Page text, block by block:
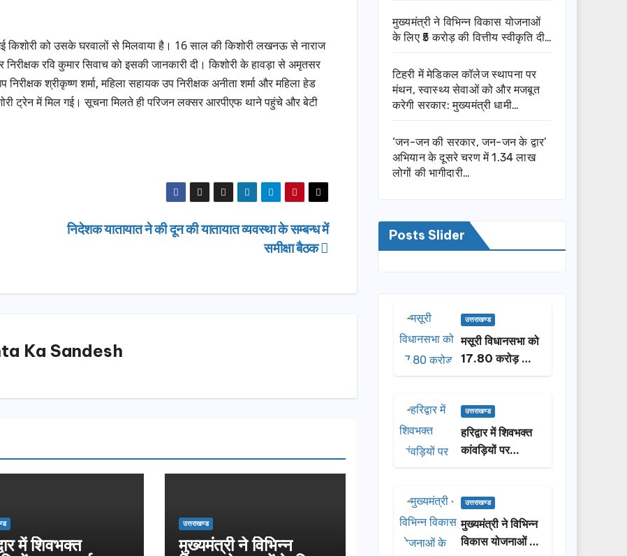
किशोरी को उसके घरवालों से मिलवाया है। 16 साल की किशोरी लखनऊ से नाराज
रवि कुमार सिवाच को इसकी जानकारी दी। किशोरी के हावड़ा से अमृतसर
श्रीकृष्ण शर्मा, महिला सहायक उप निरीक्षक अनीता शर्मा और महिला हेड
ट्रेन में मिल गई। सूचना मिलते ही परिजन लक्सर आरपीएफ थाने पहुंचे और बेटी
निदेशक यातायात ने की दून की यातायात व्यवस्था के सम्बन्ध में
समीक्षा बैठक
Ka Sandesh
में शिवभक्त
उत्तराखण्ड
मुख्यमंत्री ने विभिन्न
मुख्यमंत्री ने विभिन्न विकास योजनाओं
के लिए ₹5 करोड़ की वित्तीय स्वीकृति दी…
टिहरी में मेडिकल कॉलेज स्थापना पर
मंथन, स्वास्थ्य सेवाओं को और मजबूत
करेगी सरकार: मुख्यमंत्री धामी…
‘जन-जन की सरकार, जन-जन के द्वार’
अभियान के दूसरे चरण में 1.34 लाख
लोगों की भागीदारी…
Posts Slider
उत्तराखण्ड
मसूरी विधानसभा को
17.80 करोड़ की
विकास योजनाओं की
ने किया लोकार्पण-
शिलान्यास.
उत्तराखण्ड
हरिद्वार में शिवभक्त
कांवड़ियों पर
पुष्पवर्षा, मुख्यमंत्री
प्रक्षालन…
उत्तराखण्ड
मुख्यमंत्री ने विभिन्न
विकास योजनाओं के